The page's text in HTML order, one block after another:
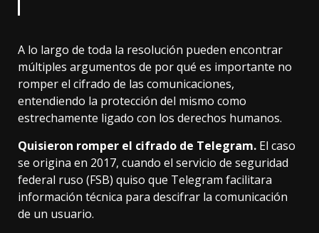
A lo largo de toda la resolución pueden encontrar
múltiples argumentos de por qué es importante no
romper el cifrado de las comunicaciones,
entendiendo la protección del mismo como
estrechamente ligado con los derechos humanos.
Quisieron romper el cifrado de Telegram. El caso
se origina en 2017, cuando el servicio de seguridad
federal ruso (FSB) quiso que Telegram facilitara
información técnica para descifrar la comunicación
de un usuario.